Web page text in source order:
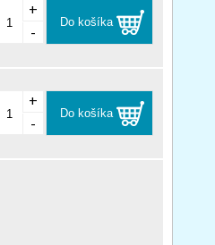
+
-
Do košíka
+
-
Do košíka